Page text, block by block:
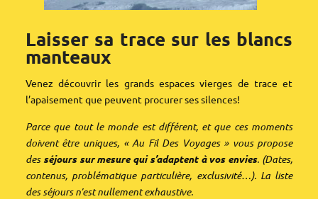
Laisser sa trace sur les blancs
manteaux
Venez découvrir les grands espaces vierges de trace et
l’apaisement que peuvent procurer ses silences!
Parce que tout le monde est différent, et que ces moments
doivent être uniques, « Au Fil Des Voyages » vous propose
des séjours sur mesure qui s’adaptent à vos envies. (Dates,
contenus, problématique particulière, exclusivité…). La liste
des séjours n’est nullement exhaustive.